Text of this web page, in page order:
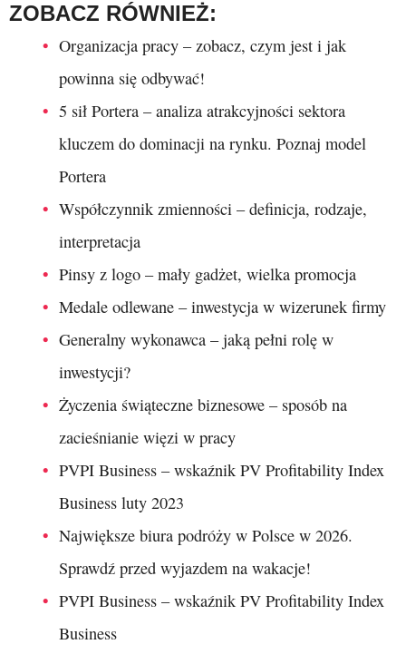
ZOBACZ RÓWNIEŻ:
Organizacja pracy – zobacz, czym jest i jak
powinna się odbywać!
5 sił Portera – analiza atrakcyjności sektora
kluczem do dominacji na rynku. Poznaj model
Portera
Współczynnik zmienności – definicja, rodzaje,
interpretacja
Pinsy z logo – mały gadżet, wielka promocja
Medale odlewane – inwestycja w wizerunek firmy
Generalny wykonawca – jaką pełni rolę w
inwestycji?
Życzenia świąteczne biznesowe – sposób na
zacieśnianie więzi w pracy
PVPI Business – wskaźnik PV Profitability Index
Business luty 2023
Największe biura podróży w Polsce w 2026.
Sprawdź przed wyjazdem na wakacje!
PVPI Business – wskaźnik PV Profitability Index
Business